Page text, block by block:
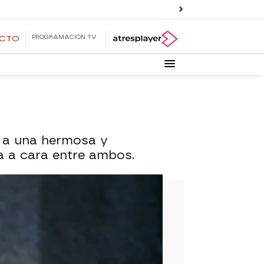
PROGRAMACIÓN TV
una hermosa y
a cara entre ambos.